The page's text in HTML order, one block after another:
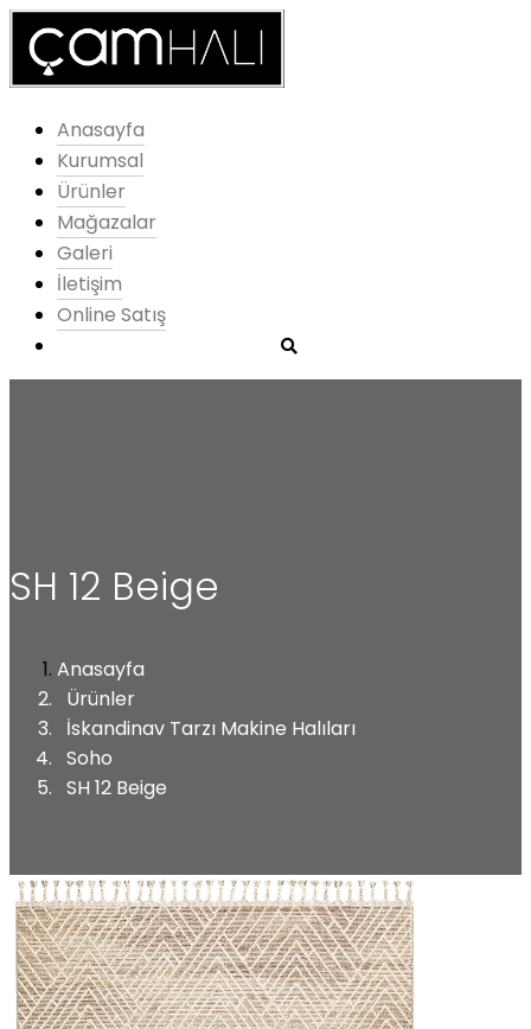
Anasayfa
Kurumsal
Ürünler
Mağazalar
Galeri
İletişim
Online Satış
SH 12 Beige
Anasayfa
Ürünler
İskandinav Tarzı Makine Halıları
Soho
SH 12 Beige